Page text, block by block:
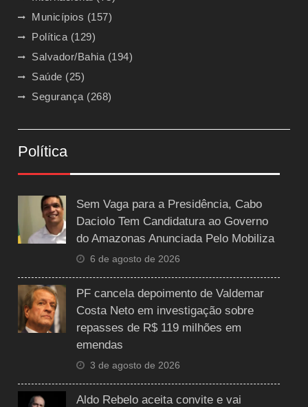
Municípios (157)
Política (129)
Salvador/Bahia (194)
Saúde (25)
Segurança (268)
Política
Sem Vaga para a Presidência, Cabo
Daciolo Tem Candidatura ao Governo
do Amazonas Anunciada Pelo Mobiliza
6 de agosto de 2026
PF cancela depoimento de Valdemar
Costa Neto em investigação sobre
repasses de R$ 119 milhões em
emendas
3 de agosto de 2026
Aldo Rebelo aceita convite e vai